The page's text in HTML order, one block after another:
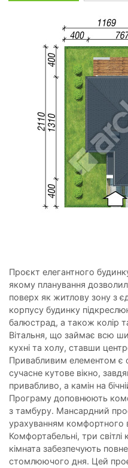
Проєкт елегантного
якому планування
поверх як житлову зону з
корпусу будинку
балюстрад, а також колір
Вітальня, що займає всю
кухні та холу, ставши
Привабливим елементом є
сучасне кутове вікно,
привабливо, а камін на
Програму доповнюють
з тамбуру. Мансардний
урахуванням комфортного
Комфортабельні, три
кімната забезпечують
стомлюючого дня. Цей